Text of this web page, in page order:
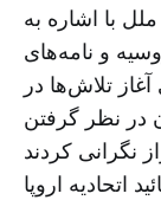
با اشاره به
و نامه‌های
تلاش‌ها در
در نظر گرفتن
اتحادیه اروپا